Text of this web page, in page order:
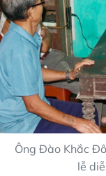
Ông Đào Khắc
lễ